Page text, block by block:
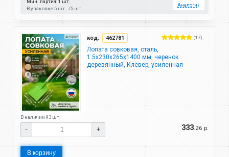
В упаковке:5 шт. 5 шт.
Аналоги↓
код: 462781 (17)
Лопата совковая, сталь,
1.5х230х265х1400 мм, черенок
деревянный, Клевер, усиленная
В наличии 93 шт.
- + 333 .26 р.
В корзину